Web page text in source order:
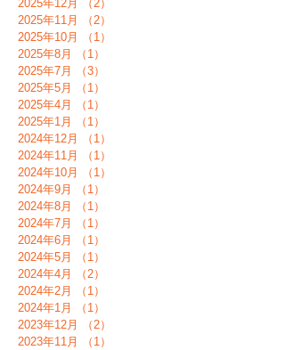
2025年12月
（2）
2025年11月
（2）
2025年10月
（1）
2025年8月
（1）
2025年7月
（3）
2025年5月
（1）
2025年4月
（1）
2025年1月
（1）
2024年12月
（1）
2024年11月
（1）
2024年10月
（1）
2024年9月
（1）
2024年8月
（1）
2024年7月
（1）
2024年6月
（1）
2024年5月
（1）
2024年4月
（2）
2024年2月
（1）
2024年1月
（1）
2023年12月
（2）
2023年11月
（1）